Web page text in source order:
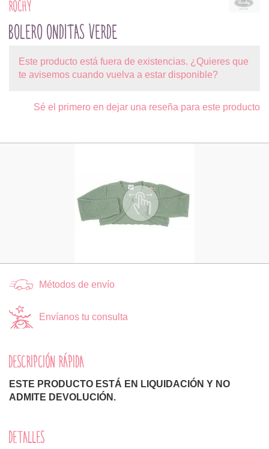
ROCHY
BOLERO ONDITAS VERDE
Este producto está fuera de existencias. ¿Quieres que
te avisemos cuando vuelva a estar disponible?
Sé el primero en dejar una reseña para este producto
Métodos de envío
Envíanos tu consulta
DESCRIPCIÓN RÁPIDA
ESTE PRODUCTO ESTÁ EN LIQUIDACIÓN Y NO
ADMITE DEVOLUCIÓN.
DETALLES